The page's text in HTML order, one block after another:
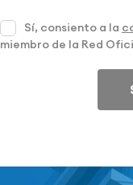
Sí, consiento a la
miembro de la Red